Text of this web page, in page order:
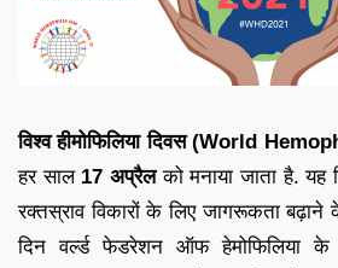
विश्व हीमोफिलिया दिवस (World
हर साल 17 अप्रैलको मनाया जाता है. यह
रक्तस्राव विकारों के लिए जागरूकता बढ़ाने
दिन वर्ल्ड फेडरेशन ऑफ हेमोफिलिया